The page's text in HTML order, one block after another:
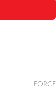
FORCE